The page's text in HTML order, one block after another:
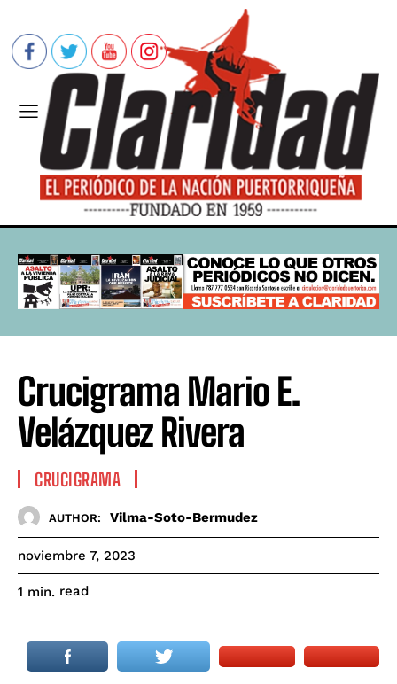
Crucigrama Mario E.
Velázquez Rivera
CRUCIGRAMA
AUTHOR: Vilma-Soto-Bermudez
noviembre 7, 2023
1 min. read